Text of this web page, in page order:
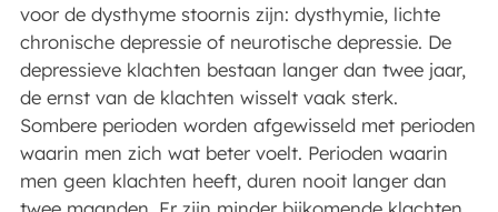
voor de dysthyme stoornis zijn: dysthymie, lichte
chronische depressie of neurotische depressie. De
depressieve klachten bestaan langer dan twee jaar,
de ernst van de klachten wisselt vaak sterk.
Sombere perioden worden afgewisseld met perioden
waarin men zich wat beter voelt. Perioden waarin
men geen klachten heeft, duren nooit langer dan